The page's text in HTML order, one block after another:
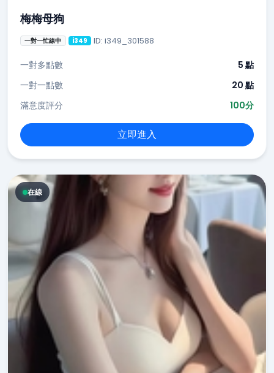
梅梅母狗
一對一忙線中 i349 ID: i349_301588
一對多點數
5 點
一對一點數
20 點
滿意度評分
100分
立即進入
在線